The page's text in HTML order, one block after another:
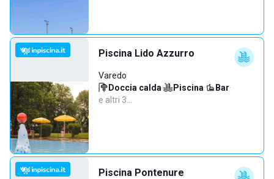
Piscina Lido Azzurro
Varedo
Doccia calda· Piscina· Bar·
e altri 3…
Piscina Pontenure